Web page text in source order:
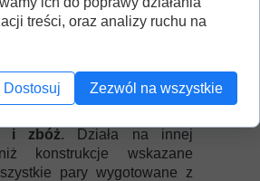
o średnicy fi 89mm.
REKTYFIKACYJNA:
umożliwiający produkcję
i zbóż. Działa na innej
konstrukcje wskazane
pary wygotowane z
treści, oraz analizy ruchu na
Dostosuj Zezwól na wszystkie